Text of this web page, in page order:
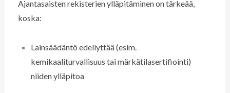
Ajantasaisten rekisterien ylläpitäminen on tärkeää,
koska:
Lainsäädäntö edellyttää (esim.
kemikaaliturvallisuus tai märkätilasertifiointi)
niiden ylläpitoa